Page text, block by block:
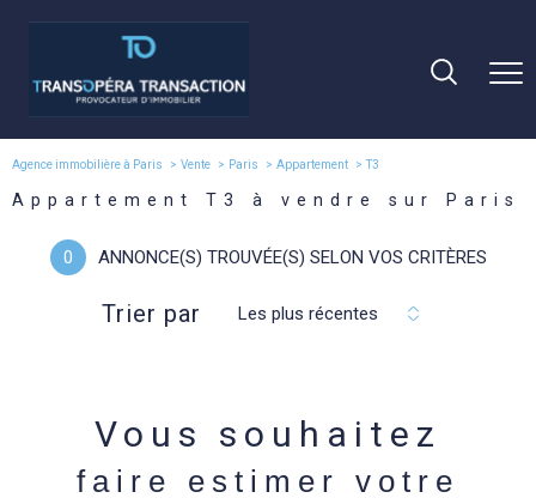
Agence immobilière à Paris Vente Paris Appartement T3
Appartement T3 à vendre sur Paris
0 ANNONCE(S) TROUVÉE(S) SELON VOS CRITÈRES
Trier par Les plus récentes
Vous souhaitez
faire estimer votre